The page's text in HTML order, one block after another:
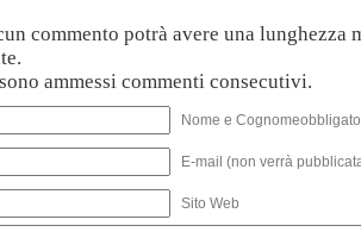
commento potrà avere una lunghezza
ammessi commenti consecutivi.
Nome e
E-mail (non verrà
Sito Web